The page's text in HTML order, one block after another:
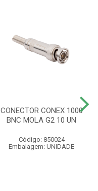
CONECTOR CONEX 1000
BNC MOLA G2 10 UN
Código: 850024
Embalagem: UNIDADE